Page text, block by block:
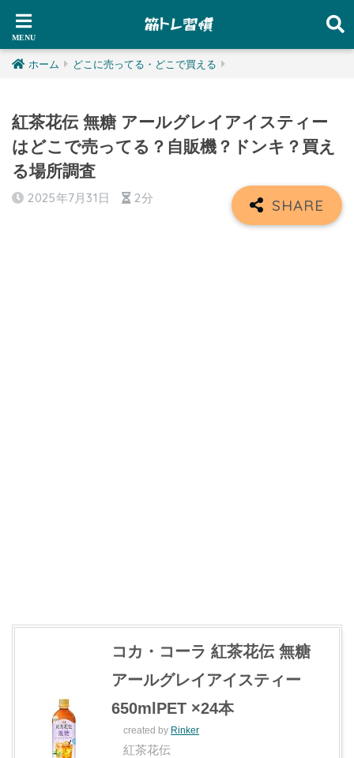
ホーム どこに売ってる・どこで買える
紅茶花伝 無糖 アールグレイアイスティー
はどこで売ってる？自販機？ドンキ？買え
る場所調査
2025年7月31日 2分
コカ・コーラ 紅茶花伝 無糖
アールグレイアイスティー
650mlPET ×24本
created by Rinker
紅茶花伝